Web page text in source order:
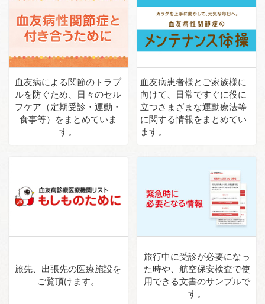
血友病による関節のトラブ
ルを防ぐため、日々のセル
フケア （定期受診・運動・
食事等）を まとめていま
す。
血友病患者様とご家族様に
向けて、 日常ですぐに役に
立つさまざまな運動療法等
に関する情報を まとめてい
ます。
旅先、出張先の医療施設を
ご覧頂けます。
旅行中に受診が必要になっ
た時や、 航空保安検査で使
用できる文書のサンプルで
す。